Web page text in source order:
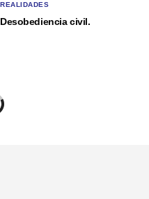
REALIDADES
Desobediencia civil.